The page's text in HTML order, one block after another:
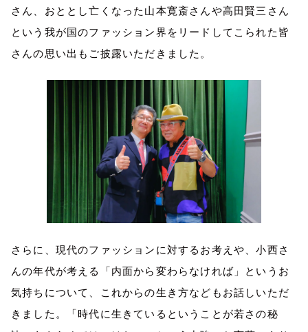
さん、おととし亡くなった山本寛斎さんや高田賢三さん
という我が国のファッション界をリードしてこられた皆
さんの思い出もご披露いただきました。
さらに、現代のファッションに対するお考えや、小西さ
んの年代が考える「内面から変わらなければ」というお
気持ちについて、これからの生き方などもお話しいただ
きました。「時代に生きているということが若さの秘